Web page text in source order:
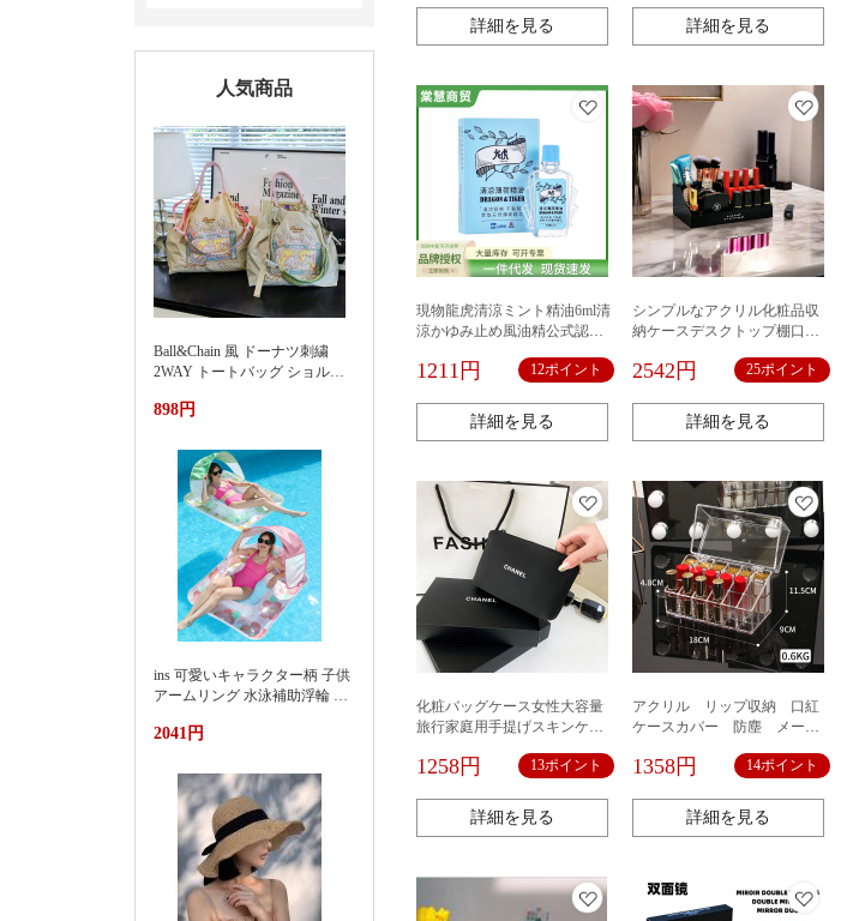
人気商品
Ball&Chain 風 ドーナツ刺繍
2WAY トートバッグ ショルダ
ッグ 大容量通勤カバン夏季新
搭通勤小众大容量单肩购物袋
898円
ins 可愛いキャラクター柄 子供
アームリング 水泳補助浮輪 プ
池遮阳蓬浮床充气浮排男女水
2041円
詳細を見る 詳細を見る
現物龍虎清涼ミント精油6ml清
涼かゆみ止め風油精公式認可
1211円 12ポイント
詳細を見る
シンプルなアクリル化粧品収
納ケースデスクトップ棚口紅
ース
2542円 25ポイント
詳細を見る
化粧バッグケース女性大容量
旅行家庭用手提げスキンケア
赤携帯2021高級
1258円 13ポイント
詳細を見る
アクリル リップ収納 口紅
ケースカバー 防塵 メーク
1358円 14ポイント
詳細を見る